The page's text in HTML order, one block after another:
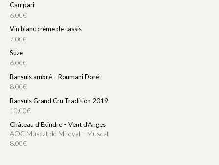
Campari
6.00€
Vin blanc crème de cassis
7.00€
Suze
6.00€
Banyuls ambré – Roumani Doré
8.00€
Banyuls Grand Cru Tradition 2019
10.00€
Château d’Exindre – Vent d’Anges
AOC Muscat de Mireval – Muscat
8.00€